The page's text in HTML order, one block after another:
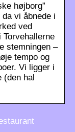
højborg”
vi åbnede i
ved
stemningen –
tempo og
Vi ligger i
(den hal